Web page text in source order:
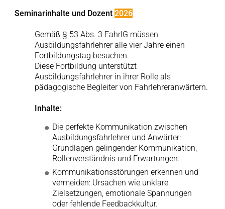
Seminarinhalte und Dozent 2026
Gemäß § 53 Abs. 3 FahrlG müssen
Ausbildungsfahrlehrer alle vier Jahre einen
Fortbildungstag besuchen.
Diese Fortbildung unterstützt
Ausbildungsfahrlehrer in ihrer Rolle als
pädagogische Begleiter von Fahrlehreranwärtern.
Inhalte:
Die perfekte Kommunikation zwischen
Ausbildungsfahrlehrer und Anwärter:
Grundlagen gelingender Kommunikation,
Rollenverständnis und Erwartungen.
Kommunikationsstörungen erkennen und
vermeiden: Ursachen wie unklare
Zielsetzungen, emotionale Spannungen
oder fehlende Feedbackkultur.